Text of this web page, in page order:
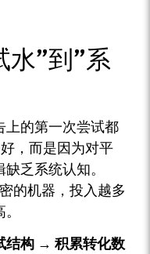
水”到”系
上的第一次尝试都
，而是因为对平
乏系统认知。
的机器，投入越多
结构 → 积累转化数